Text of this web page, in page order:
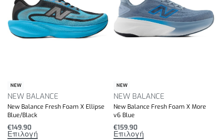
NEW
NEW BALANCE
New Balance Fresh Foam X Ellipse
Blue/Black
€149.90
Επιλογή
NEW
NEW BALANCE
New Balance Fresh Foam X More
v6 Blue
€159.90
Επιλογή